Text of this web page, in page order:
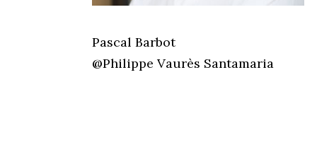
Pascal Barbot
@Philippe Vaurès Santamaria